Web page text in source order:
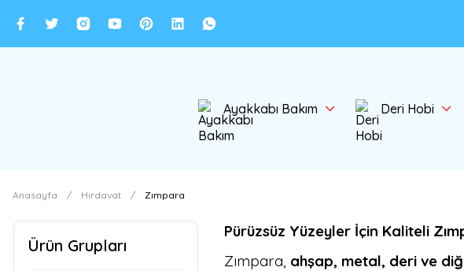
Ayakkabı Bakım Deri Hobi
Anasayfa Hırdavat Zımpara
Ürün Grupları
Pürüzsüz Yüzeyler İçin Kaliteli
Zımpara, ahşap, metal, deri ve